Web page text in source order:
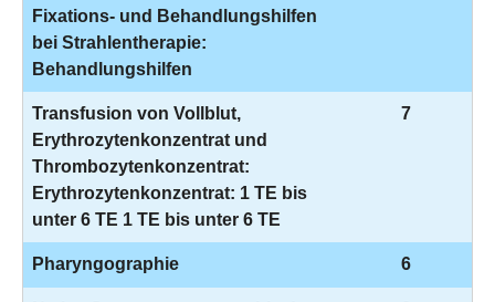
Fixations- und Behandlungshilfen
bei Strahlentherapie:
Behandlungshilfen
Transfusion von Vollblut,
Erythrozytenkonzentrat und
Thrombozytenkonzentrat:
Erythrozytenkonzentrat: 1 TE bis
unter 6 TE 1 TE bis unter 6 TE
7
Pharyngographie 6